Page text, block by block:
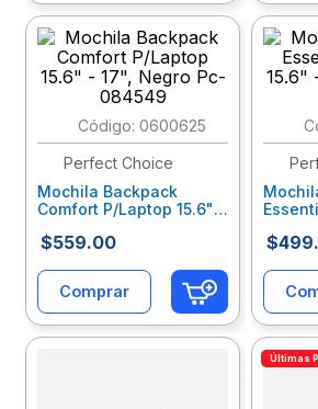
: 0600625
Perfect Choice
Mochila Backpack
Comfort P/Laptop 15.6" -
$559.00
Comprar
$499.
Últimas